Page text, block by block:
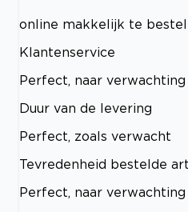
online makkelijk te
Klantenservice
Perfect, naar verwachting
Duur van de levering
Perfect, zoals verwacht
Tevredenheid bestelde
Perfect, naar verwachting